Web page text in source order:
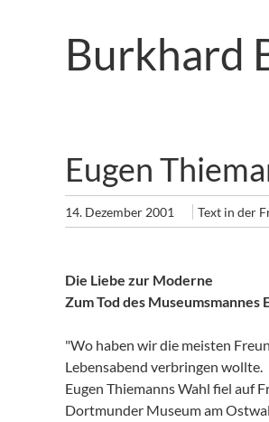
Burkhard
Eugen
14. Dezember 2001 Text in der
Die Liebe zur Moderne
Zum Tod des Museumsmannes
"Wo haben wir die meisten
Lebensabend verbringen wollte.
Eugen Thiemanns Wahl fiel auf
Dortmunder Museum am